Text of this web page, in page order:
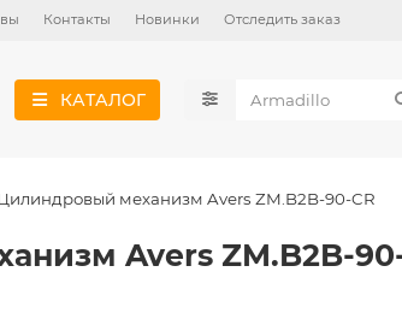
Контакты Новинки Отследить заказ
КАТАЛОГ
механизм Avers ZM.B2B-90-CR
Avers ZM.B2B-